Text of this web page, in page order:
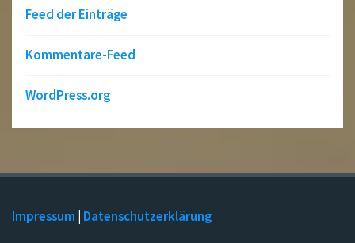
Feed der Einträge
Kommentare-Feed
WordPress.org
Impressum Datenschutzerklärung